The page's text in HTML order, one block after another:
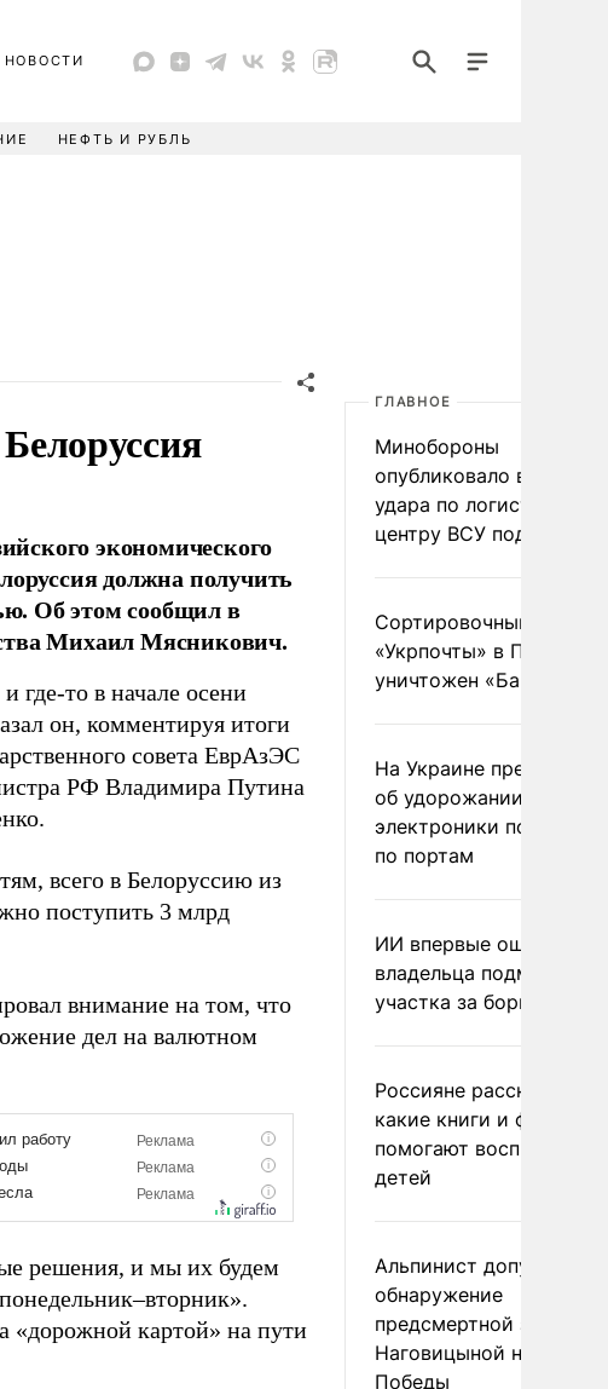
НОВОСТИ
НЕФТЬ И РУБЛЬ
экономического
должна получить
Об этом сообщил в
Михаил Мясникович.
где-то в начале осени
он, комментируя итоги
совета ЕврАзЭС
РФ Владимира Путина
всего в Белоруссию из
поступить 3 млрд
внимание на том, что
дел на валютном
решения, и мы их будем
«дорожной картой» на пути
ГЛАВНОЕ
Минобороны
опубликовало видео
удара по
центру ВСУ под Киевом
Сортировочный пункт
«Укрпочты» в
уничтожен
На Украине
об удорожании
электроники после
по портам
ИИ впервые
владельца
участка за борщевик
Россияне рассказали,
какие книги и фильмы
помогают воспитывать
детей
Альпинист допустил
обнаружение
предсмертной записки
Наговицыной на пике
Победы